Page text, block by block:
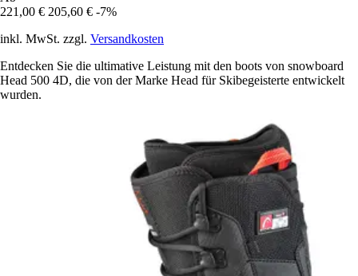
221,00 € 205,60 € -7%
inkl. MwSt. zzgl. Versandkosten
Entdecken Sie die ultimative Leistung mit den boots von snowboard
Head 500 4D, die von der Marke Head für Skibegeisterte entwickelt
wurden.